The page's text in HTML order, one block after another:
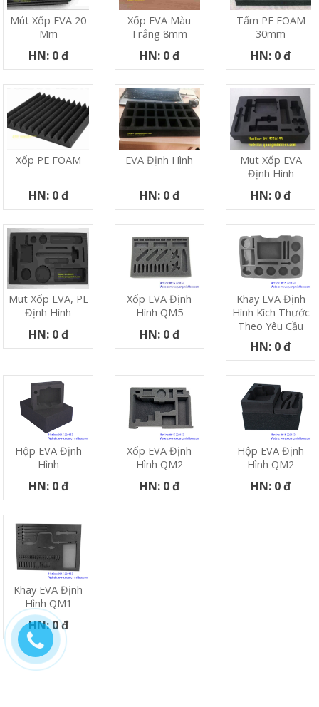
Mút Xốp EVA 20
Mm
HN: 0 đ
Xốp EVA Màu
Trắng 8mm
HN: 0 đ
Tấm PE FOAM
30mm
HN: 0 đ
Xốp PE FOAM
HN: 0 đ
EVA Định Hình
HN: 0 đ
Mut Xốp EVA
Định Hình
HN: 0 đ
Mut Xốp EVA, PE
Định Hình
HN: 0 đ
Xốp EVA Định
Hình QM5
HN: 0 đ
Khay EVA Định
Hình Kích Thước
Theo Yêu Cầu
HN: 0 đ
Hộp EVA Định
Hình
HN: 0 đ
Xốp EVA Định
Hình QM2
HN: 0 đ
Hộp EVA Định
Hình QM2
HN: 0 đ
Khay EVA Định
Hình QM1
HN: 0 đ